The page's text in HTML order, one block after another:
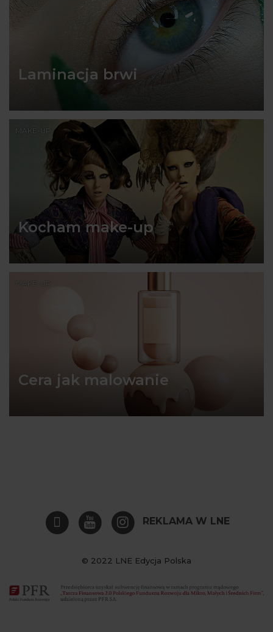
Laminacja brwi
MAKE-UP
Kocham make-up
MAKE-UP
Cera jak malowanie
REKLAMA W LNE
© 2022 LNE Edycja Polska